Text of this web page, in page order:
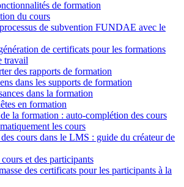
de formation
du cours
de subvention FUNDAE avec le
de certificats pour les formations
travail
des rapports de formation
dans les supports de formation
dans la formation
en formation
la formation : auto-complétion des cours
les cours
cours dans le LMS : guide du créateur de
et des participants
des certificats pour les participants à la